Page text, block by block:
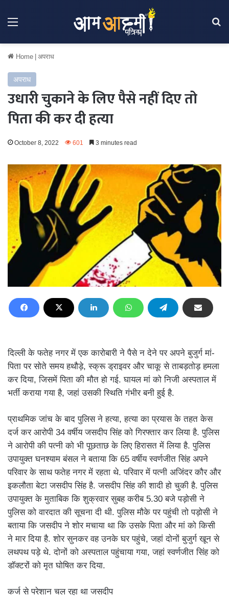
Menu
Home अपराध
अपराध
उधारी चुकाने के लिए पैसे नहीं दिए तो
पिता की कर दी हत्या
October 8, 2022 601 3 minutes read
दिल्ली के फतेह नगर में एक कारोबारी ने पैसे न देने पर अपने बुजुर्ग मां-
पिता पर सोते समय हथौड़े, स्क्रू ड्राइवर और चाकू से ताबड़तोड़ हमला
कर दिया, जिसमें पिता की मौत हो गई. घायल मां को निजी अस्पताल में
भर्ती कराया गया है, जहां उसकी स्थिति गंभीर बनी हुई है.
प्राथमिक जांच के बाद पुलिस ने हत्या, हत्या का प्रयास के तहत केस
दर्ज कर आरोपी 34 वर्षीय जसदीप सिंह को गिरफ्तार कर लिया है. पुलिस
ने आरोपी की पत्नी को भी पूछताछ के लिए हिरासत में लिया है. पुलिस
उपायुक्त घनश्याम बंसल ने बताया कि 65 वर्षीय स्वर्णजीत सिंह अपने
परिवार के साथ फतेह नगर में रहता थे. परिवार में पत्नी अजिंदर कौर और
इकलौता बेटा जसदीप सिंह है. जसदीप सिंह की शादी हो चुकी है. पुलिस
उपायुक्त के मुताबिक कि शुक्रवार सुबह करीब 5.30 बजे पड़ोसी ने
पुलिस को वारदात की सूचना दी थी. पुलिस मौके पर पहुंची तो पड़ोसी ने
बताया कि जसदीप ने शोर मचाया था कि उसके पिता और मां को किसी
ने मार दिया है. शोर सुनकर वह उनके घर पहुंचे, जहां दोनों बुजुर्ग खून से
लथपथ पड़े थे. दोनों को अस्पताल पहुंचाया गया, जहां स्वर्णजीत सिंह को
डॉक्टरों को मृत घोषित कर दिया.
कर्ज से परेशान चल रहा था जसदीप